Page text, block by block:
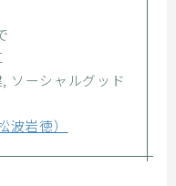
ソーシャルグッド
波岩徳）